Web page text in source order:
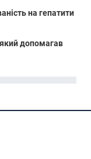
на гепатити
допомагав